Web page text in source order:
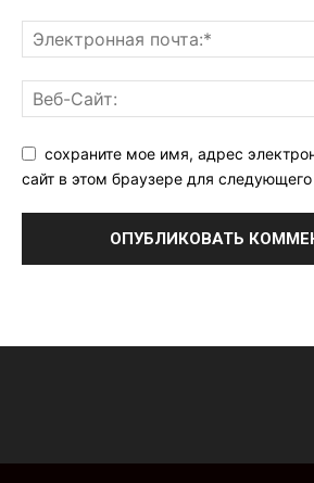
сохраните мое имя, адрес
сайт в этом браузере для